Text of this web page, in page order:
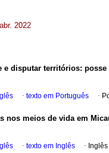
2022
e disputar territórios:
· texto em Português ·
nos meios de vida em
· texto em Inglês ·